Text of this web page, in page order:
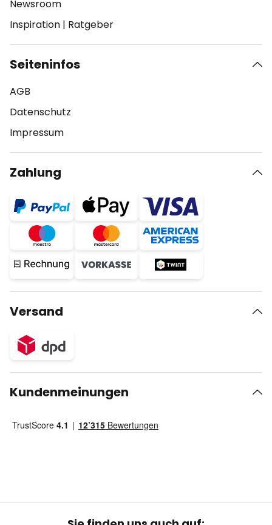
Newsroom
Inspiration | Ratgeber
Seiteninfos
AGB
Datenschutz
Impressum
Zahlung
Versand
Kundenmeinungen